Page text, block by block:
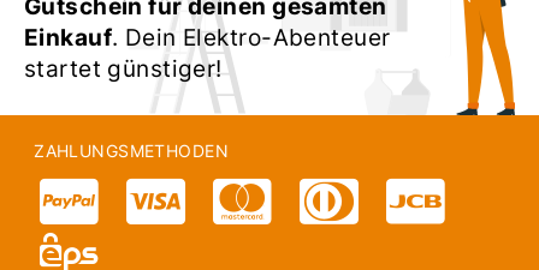
Gutschein für deinen gesamten
Einkauf. Dein Elektro-Abenteuer
startet günstiger!
ZAHLUNGSMETHODEN